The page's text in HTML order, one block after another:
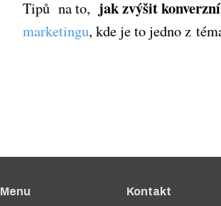
Tipů na to, jak zvýšit
marketingu, kde je to jedno z
Menu Kontakt